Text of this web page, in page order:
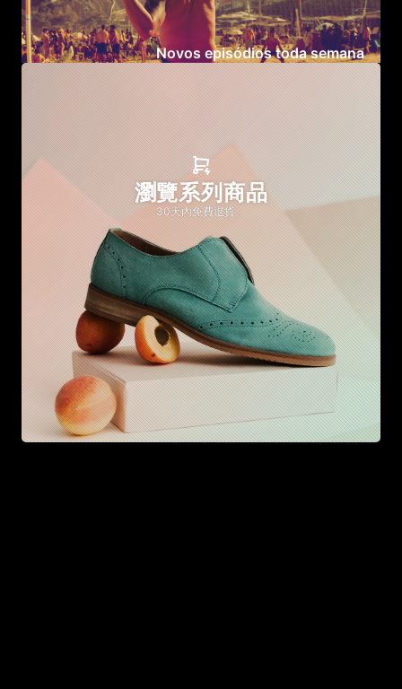
Novos episódios toda semana
瀏覽系列商品
30天內免費退貨。